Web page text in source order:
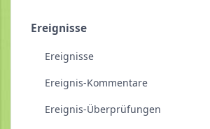
Ereignisse
Ereignisse
Ereignis-Kommentare
Ereignis-Überprüfungen